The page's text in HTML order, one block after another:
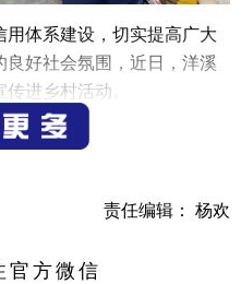
体系建设，切实提高广大
好社会氛围，近日，洋溪
进乡村活动。
、发放宣传折页、信用读本
加活动的社区居民纷纷表
的行动去弘扬诚信精神，
责任编辑： 杨欢
官方微信